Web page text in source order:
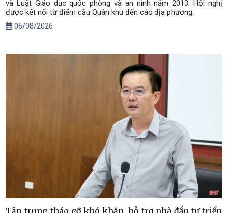
và Luật Giáo dục quốc phòng và an ninh năm 2013. Hội nghị
được kết nối từ điểm cầu Quân khu đến các địa phương.
06/08/2026
Tập trung tháo gỡ khó khăn, hỗ trợ nhà đầu tư triển